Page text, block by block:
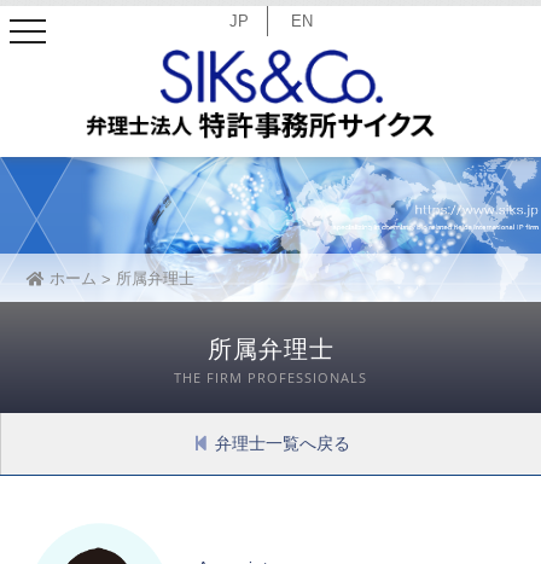
JP EN
toggle
ホーム 所属弁理士
所属弁理士
THE FIRM PROFESSIONALS
弁理士一覧へ戻る